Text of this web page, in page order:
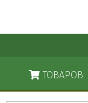
ТОВАРОВ:
Поиск